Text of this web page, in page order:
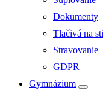
Dokumenty
Tlačivá na
Stravovanie
GDPR
Gymnázium